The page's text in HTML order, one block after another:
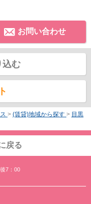
お問い合わせ
込む
> (賃貸)地域から探す > 目黒
戻る
7：00